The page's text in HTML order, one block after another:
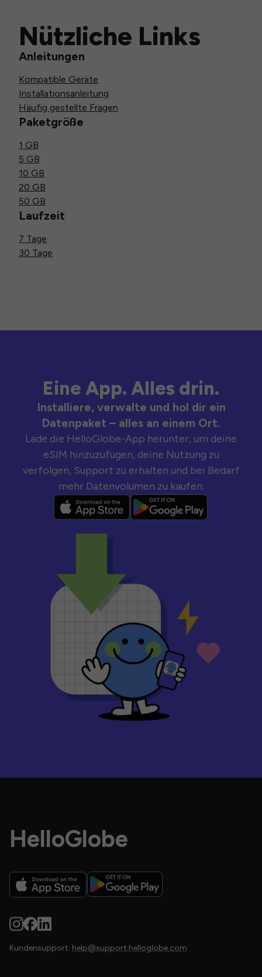
Nützliche Links
Anleitungen
Kompatible Geräte
Installationsanleitung
Häufig gestellte Fragen
Paketgröße
1 GB
5 GB
10 GB
20 GB
50 GB
Laufzeit
7 Tage
30 Tage
Eine App. Alles drin.
Installiere, verwalte und hol dir ein
Datenpaket – alles an einem Ort.
Lade die HelloGlobe-App herunter, um deine
eSIM hinzuzufügen, deine Nutzung zu
verfolgen, Support zu erhalten und bei Bedarf
mehr Datenvolumen zu kaufen.
HelloGlobe
Kundensupport: help@support.helloglobe.com